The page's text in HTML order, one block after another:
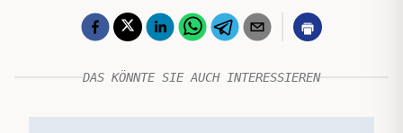
DAS KÖNNTE SIE AUCH INTERESSIEREN